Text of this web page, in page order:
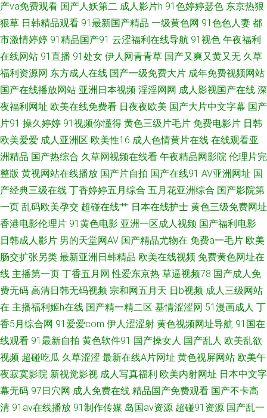
日韩成人视频 海角肏逼 国产av色福利 东方av网 麻豆影视小说 伪娘ts人妖在
线播放 丝袜老师oj后入 影音先锋女同资源 伊人大香蕉99 91超碰大香蕉在线
在綫艹擦自拍艹擦 91国产乱子伦 豆奶福利网址推荐 蜜桃视频在线看 人人妻
人人爽 探花肏屄视频 三级黄色片免费 人人干人人摸 欧美啪色影院 女同15p
女同片免费网站 91黄色 青青草在线狠狠操 伪娘TS一区二区 深爱激情婷婷五
月 亚洲激喷 亚洲Av无吗观看 51国产ts人妖 91www在线观看 在线观看不卡
av网站 91丝袜自慰在线观看 肏屄com 国精99产品视频 蜜臀性爱自拍 久久超
伊人超 精品午夜福利网 激情综合五月天 精品国产人妻在线 四虎国产精品色
色av 1024手机看成人片 在线看AV的网站不卡 91偷拍在线 91视频在线观看
18 91入口在线观看 岛国欧美黄 日韩中文 亚洲色欧美色性爱春色 亚洲色图传
媒 新国产91福利视频 五月天桃花网 探花AB www福利av 国产精品综合网 国
产精品鲁鲁鲁视频 国产精品久久嫩 国产91性爱直播导航 福利短片 大香蕉综
片久久网 亚洲久悠悠 亚洲第一夜 性猛交精品久久 新在线vt天堂 91经典视频
产va免费观看 国产人妖第二 成人影片h 91色婷婷瑟色 东京热狠
狠草 日韩精品观看 91最新国产精品 一级黄色网 91色色人妻 都
市激情婷婷 91精品国产91 云涩福利在线导航 91视色 午夜福利
在线网站 91直播 91处女 伊人网青青草 国产又爽又黄又无 久草
福利资源网 东方成人在线 国产一级免费大片 成年免费视频网站
国产在线播放网站 亚洲日本视频 淫淫网网 成人影视国产在线 深
夜福利网址 欧美在线免费看 日夜夜欧美 国产大片中文字幕 国产
片91 操久婷婷 91视频你懂得 黄色三级片毛片 免费电影片 日韩
欧美爱爱 成人亚洲区 欧美性16 成人色情黄片在线 在线观看亚
洲精品 国产热综合 久草网视频在线看 午夜精品网影院 伦理片完
整版 黄视网站在线播放 国产片自拍 国产在线91 AV亚洲网址 国
产经典三级在线 丁香婷婷五月综合 五月花亚洲综合 国产影院第
一页 乱码欧美孕交 超碰在线艹 日本在线护士 黄色三级免费网址
香港电影伦理片 91黄色电影 亚洲一区成人视频 国产福利电影
日韩成人影片 男的天堂网AV 国产精品尤物在 免费a一毛片 欧美
肠交扩张另类 最新亚洲日韩精品 欧美在线视频 免费黄色网址在
线 主播第一页 丁香五月网 性爱东京热 草逼视频78 国产成人免
费无码 高清日韩无码视频 宗和网五月天 日b视频 成人三级网站
在 主播福利姬h在线 国产精一精二区 基情涩涩网 51漫画成人 丁
香5月综合网 91爱爱com 伊人涩涩射 黄色视频网址导航 91国在
线观看 91最新自拍 黄色软件91 国产操女人 国产乱人 欧美乱欲
视频 超碰吃瓜 久草涩涩 最新在线A片网址 黄色视屏网站 欧美午
夜寂寞影院 新视觉影视 成人写真福利 欧美内射网址 日本中文字
幕无码 97日穴网 成人免费在线 精品国产免费观看 国产不卡高
清 91av在线播放 91制作传媒 岛国av资源 超碰91资源 国产乱一